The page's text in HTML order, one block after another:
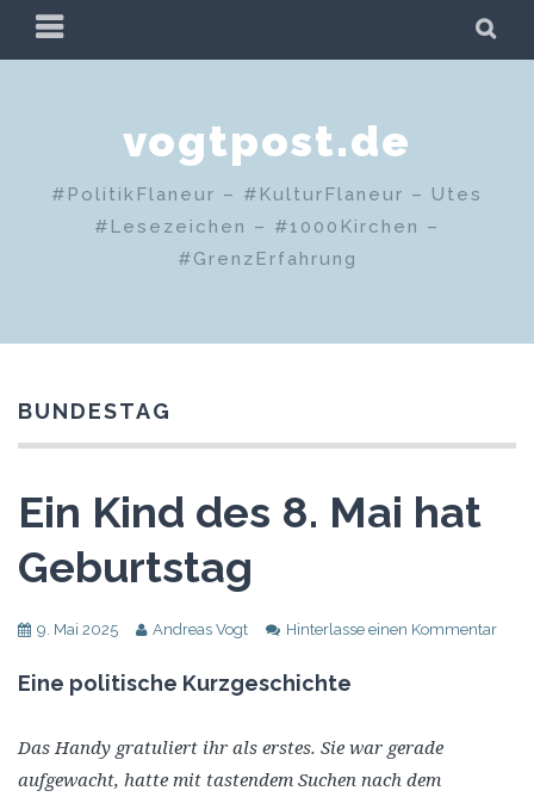
Zum
PRIMÄRES
MENÜ
vogtpost.de
#PolitikFlaneur – #KulturFlaneur – Utes
#Lesezeichen – #1000Kirchen –
#GrenzErfahrung
BUNDESTAG
Ein Kind des 8. Mai hat
Geburtstag
9. Mai 2025 Andreas Vogt Hinterlasse einen Kommentar
Eine politische Kurzgeschichte
Das Handy gratuliert ihr als erstes. Sie war gerade
aufgewacht, hatte mit tastendem Suchen nach dem